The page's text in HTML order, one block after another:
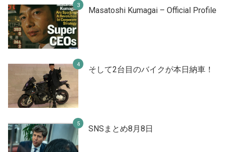
Masatoshi Kumagai – Official Profile
そして2台目のバイクが本日納車！
SNSまとめ8月8日